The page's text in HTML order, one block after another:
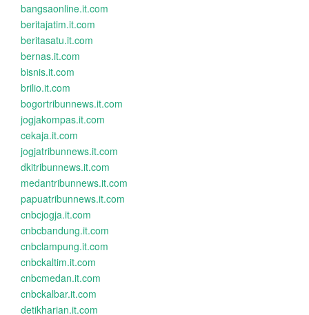
bangsaonline.it.com
beritajatim.it.com
beritasatu.it.com
bernas.it.com
bisnis.it.com
brilio.it.com
bogortribunnews.it.com
jogjakompas.it.com
cekaja.it.com
jogjatribunnews.it.com
dkitribunnews.it.com
medantribunnews.it.com
papuatribunnews.it.com
cnbcjogja.it.com
cnbcbandung.it.com
cnbclampung.it.com
cnbckaltim.it.com
cnbcmedan.it.com
cnbckalbar.it.com
detikharian.it.com